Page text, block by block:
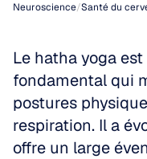
Neuroscience/Santé du
Le hatha yoga
fondamental qui
postures
respiration. Il a
offre un large